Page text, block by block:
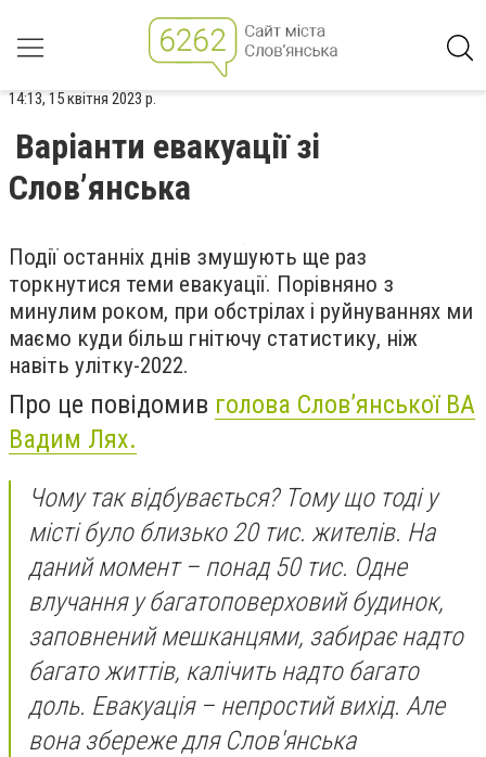
14:13, 15 квітня 2023 р.
Варіанти евакуації зі
Слов’янська
Події останніх днів змушують ще раз
торкнутися теми евакуації. Порівняно з
минулим роком, при обстрілах і руйнуваннях ми
маємо куди більш гнітючу статистику, ніж
навіть улітку-2022.
Про це повідомив голова Слов’янської ВА
Вадим Лях.
Чому так відбувається? Тому що тоді у
місті було близько 20 тис. жителів. На
даний момент – понад 50 тис. Одне
влучання у багатоповерховий будинок,
заповнений мешканцями, забирає надто
багато життів, калічить надто багато
доль. Евакуація – непростий вихід. Але
вона збереже для Слов'янська